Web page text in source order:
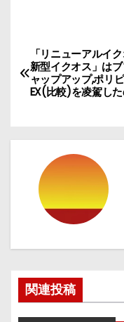
エ
投
稿
ナ
ー
ョ
ン
「リニューアルイ
新型イクオス」は
ャップアップ,ポリ
EX(比較)を凌駕し
関連投稿